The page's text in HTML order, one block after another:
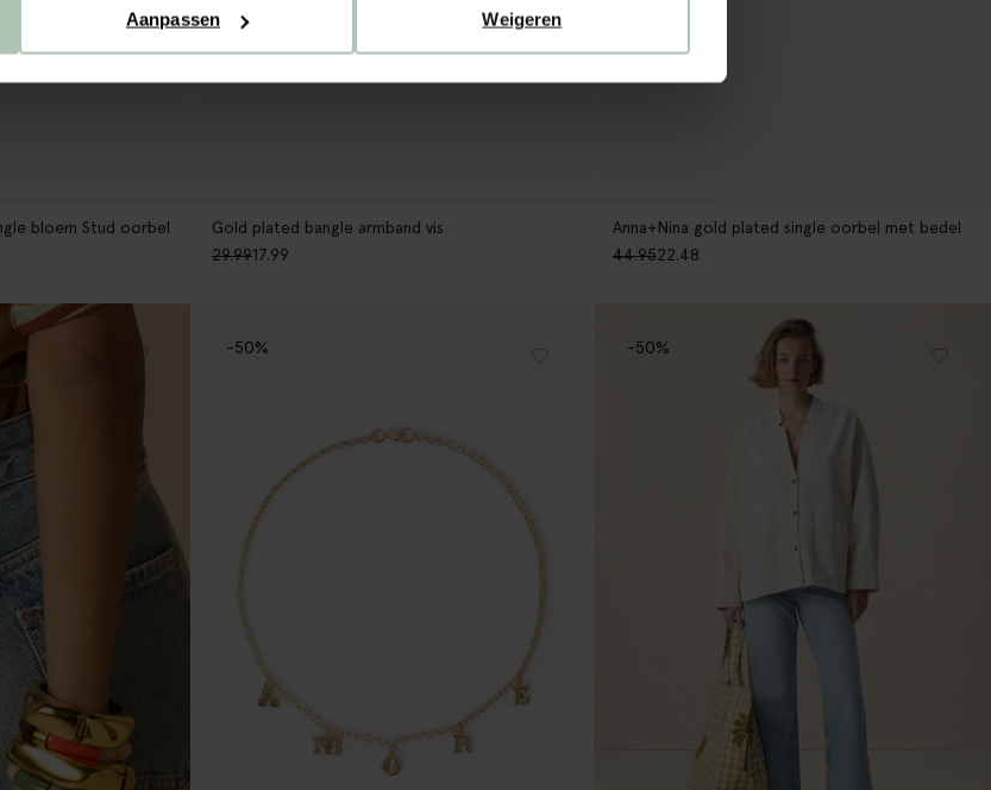
Weigeren
Aanpassen
bloem Stud oorbel
Gold plated bangle armband vis
29.9917.99
Anna+Nina gold plated single oorbel met bedel
44.9522.48
-50% -50%